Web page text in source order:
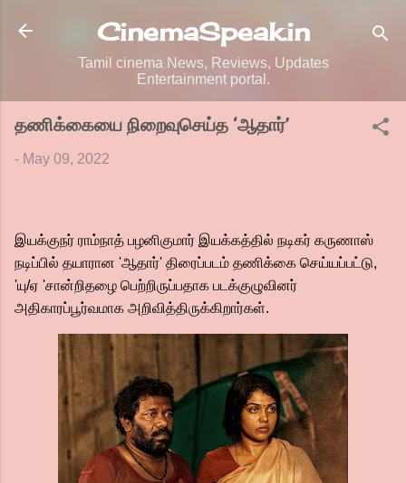
Skip to main content
CinemaSpeak.in
Tamil cinema News, Reviews, Updates
Entertainment portal.
தணிக்கையை நிறைவுசெய்த ‘ஆதார்’
- May 09, 2022
இயக்குநர் ராம்நாத் பழனிகுமார் இயக்கத்தில் நடிகர் கருணாஸ்
நடிப்பில் தயாரான 'ஆதார்' திரைப்படம் தணிக்கை செய்யப்பட்டு,
'யு/ஏ 'சான்றிதழை பெற்றிருப்பதாக படக்குழுவினர்
அதிகாரப்பூர்வமாக அறிவித்திருக்கிறார்கள்.